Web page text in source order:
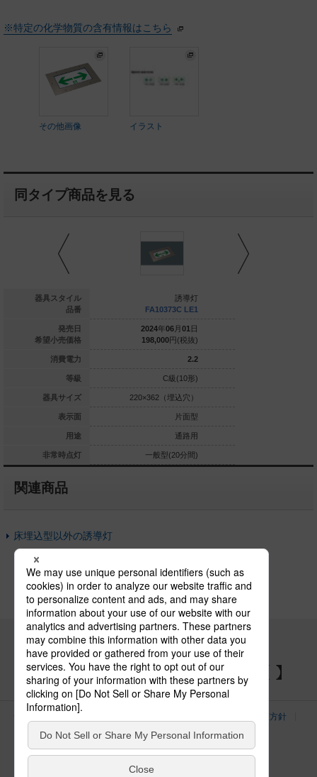
※特定の化学物質の含有情報はこちら
その他画像 イラスト
同タイプ商品を見る
器具スタイル
品番
発売日
希望小売価格
消費電力
等級
器具サイズ
表示面
用途
非常時点灯
誘導灯
円(税抜)
2.3
（埋込穴）
格型(60分間)
誘導灯
FA10373C LE1
2024年06 月 01 日
198,000円(税抜)
2.2
C級(10形)
220×362（埋込穴）
片面型
通路用
一般型(20分間)
関連商品
床埋込型以外の誘導灯
パナソニックの電気設備 SNSアカウント
サイトのご利用にあたって
個人情報保護方針
パナソニック ホールディングス
Area/Country
電気・建築設備（ビジネス）